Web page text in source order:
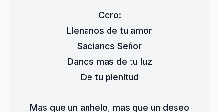
Coro:
Llenanos de tu amor
Sacianos Señor
Danos mas de tu luz
De tu plenitud
Mas que un anhelo, mas que un deseo